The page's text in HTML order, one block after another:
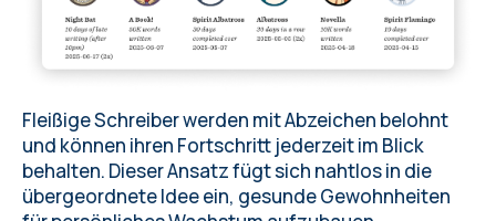
Fleißige Schreiber werden mit Abzeichen belohnt
und können ihren Fortschritt jederzeit im Blick
behalten. Dieser Ansatz fügt sich nahtlos in die
übergeordnete Idee ein, gesunde Gewohnheiten